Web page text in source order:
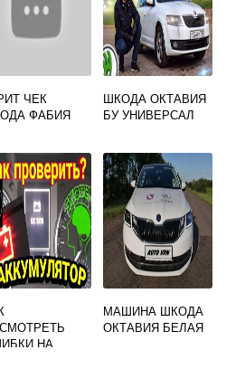
ЧЕК
ФАБИЯ
ШКОДА ОКТАВИЯ
БУ УНИВЕРСАЛ
НА
МАШИНА ШКОДА
ОКТАВИЯ БЕЛАЯ